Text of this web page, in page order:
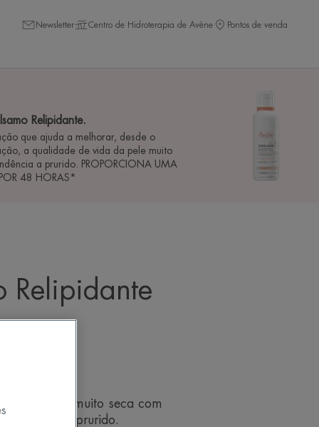
Newsletter Centro de Hidroterapia de Avène Pontos de venda
Relipidante.
que ajuda a melhorar, desde o
a qualidade de vida da pele muito
a prurido. PROPORCIONA UMA
48 HORAS*
Relipidante
para pele muito seca com
atópico e prurido.